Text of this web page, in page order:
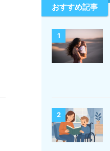
おすすめ記事
1
2